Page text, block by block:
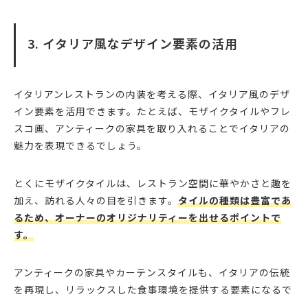
3. イタリア風なデザイン要素の活用
イタリアンレストランの内装を考える際、イタリア風のデザ
イン要素を活用できます。たとえば、モザイクタイルやフレ
スコ画、アンティークの家具を取り入れることでイタリアの
魅力を表現できるでしょう。
とくにモザイクタイルは、レストラン空間に華やかさと趣を
加え、訪れる人々の目を引きます。 タイルの種類は豊富であ
るため、オーナーのオリジナリティーを出せるポイントで
す。
アンティークの家具やカーテンスタイルも、イタリアの伝統
を再現し、リラックスした食事環境を提供する要素になるで